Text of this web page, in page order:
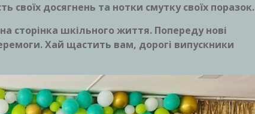
досягнень та нотки смутку своїх поразок.
сторінка шкільного життя. Попереду нові
Хай щастить вам, дорогі випускники